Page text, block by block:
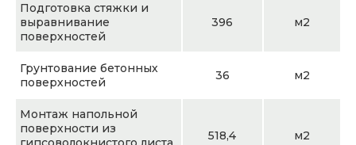
Подготовка стяжки и
выравнивание
поверхностей
396 м2
Грунтование бетонных
поверхностей
36 м2
Монтаж напольной
поверхности из
518,4 м2